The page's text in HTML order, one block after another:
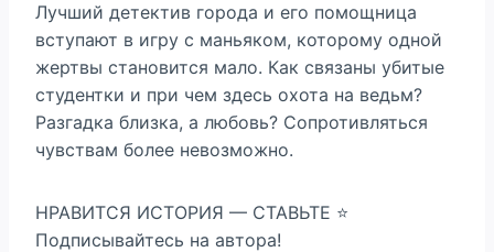
Лучший детектив города и его помощница
вступают в игру с маньяком, которому одной
жертвы становится мало. Как связаны убитые
студентки и при чем здесь охота на ведьм?
Разгадка близка, а любовь? Сопротивляться
чувствам более невозможно.
НРАВИТСЯ ИСТОРИЯ — СТАВЬТЕ ⭐
Подписывайтесь на автора!